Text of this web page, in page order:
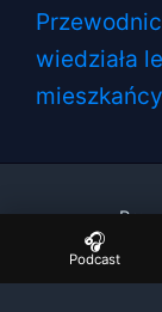
wiedziała
🎧
Podcast